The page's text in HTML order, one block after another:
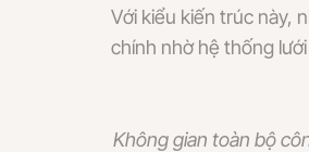
Với kiểu kiến trúc này,
chính nhờ hệ thống
Không gian toàn bộ